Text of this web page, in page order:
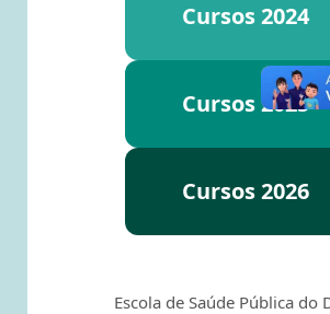
Cursos 2024
Cursos 2025
Cursos 2026
Escola de Saúde Pública do